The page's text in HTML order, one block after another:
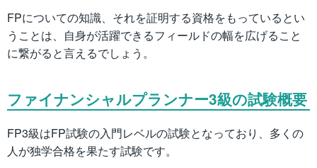
FPについての知識、それを証明する資格をもっているとい
うことは、自身が活躍できるフィールドの幅を広げること
に繋がると言えるでしょう。
ファイナンシャルプランナー3級の試験概要
FP3級はFP試験の入門レベルの試験となっており、多くの
人が独学合格を果たす試験です。